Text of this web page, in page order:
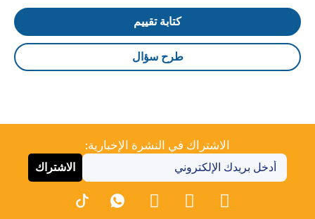
كتابة تقييم
طرح سؤال
الاشتراك في النشرة الإخبارية:
الاشتراك